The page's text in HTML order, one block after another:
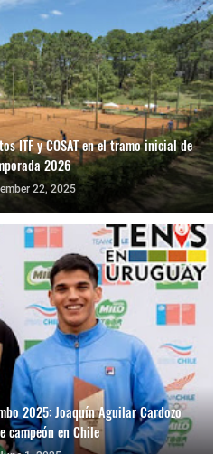
ITF y COSAT en el tramo inicial de
2026
22, 2025
2025: Joaquín Aguilar Cardozo
campeón en Chile